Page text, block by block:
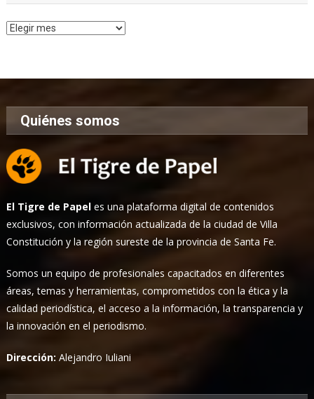
Archivo
Quiénes somos
El Tigre de Papel es una plataforma digital de contenidos
exclusivos, con información actualizada de la ciudad de Villa
Constitución y la región sureste de la provincia de Santa Fe.
Somos un equipo de profesionales capacitados en diferentes
áreas, temas y herramientas, comprometidos con la ética y la
calidad periodística, el acceso a la información, la transparencia y
la innovación en el periodismo.
Dirección:Alejandro Iuliani